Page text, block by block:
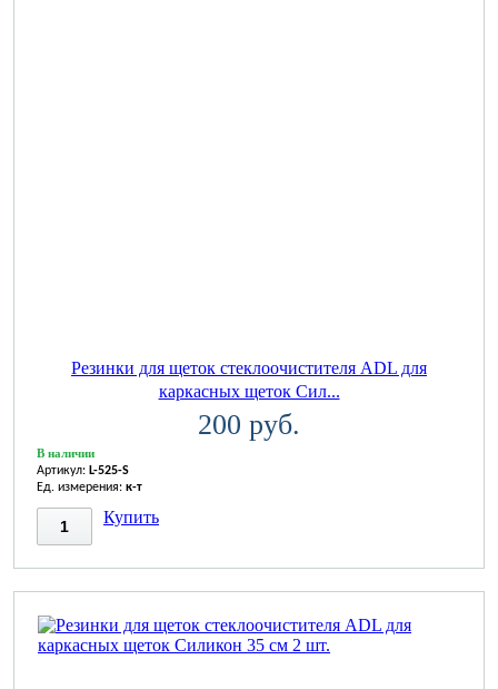
Резинки для щеток стеклоочистителя ADL для
каркасных щеток Сил...
200 руб.
В наличии
Артикул: L-525-S
Ед. измерения: к-т
Купить